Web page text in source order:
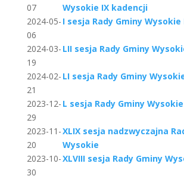
07
Wysokie IX kadencji
2024-05-
06
I sesja Rady Gminy
2024-03-
19
LII sesja Rady Gminy
2024-02-
21
LI sesja Rady Gminy
2023-12-
29
L sesja Rady Gminy Wysokie
2023-11-
20
XLIX sesja nadzwyczajna
Wysokie
2023-10-
30
XLVIII sesja Rady Gminy